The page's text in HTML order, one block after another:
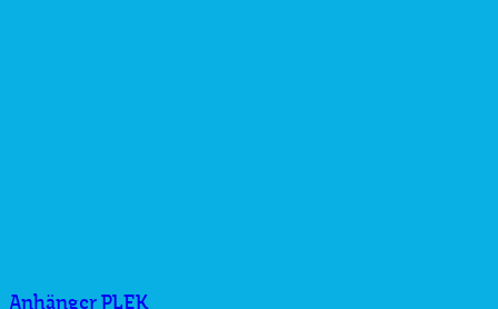
Anhänger PLEK